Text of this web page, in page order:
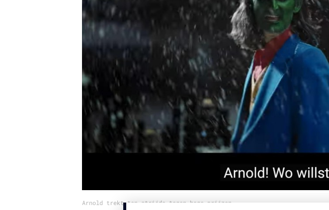
Arnold trekt ten strijde tegen hoge prijzen